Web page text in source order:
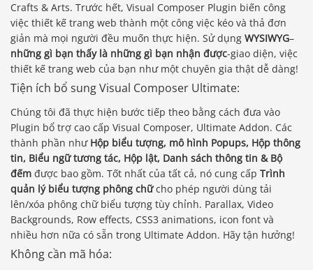
Crafts & Arts. Trước hết, Visual Composer Plugin biến công
việc thiết kế trang web thành một công việc kéo và thả đơn
giản mà mọi người đều muốn thực hiện. Sử dụng WYSIWYG–
những gì bạn thấy là những gì bạn nhận được-giao diện, việc
thiết kế trang web của bạn như một chuyên gia thật dễ dàng!
Tiện ích bổ sung Visual Composer Ultimate:
Chúng tôi đã thực hiện bước tiếp theo bằng cách đưa vào
Plugin bổ trợ cao cấp Visual Composer, Ultimate Addon. Các
thành phần như Hộp biểu tượng, mô hình Popups, Hộp thông
tin, Biểu ngữ tương tác, Hộp lật, Danh sách thông tin & Bộ
đếm được bao gồm. Tốt nhất của tất cả, nó cung cấp Trình
quản lý biểu tượng phông chữcho phép người dùng tải
lên/xóa phông chữ biểu tượng tùy chỉnh. Parallax, Video
Backgrounds, Row effects, CSS3 animations, icon font và
nhiều hơn nữa có sẵn trong Ultimate Addon. Hãy tận hưởng!
Không cần mã hóa: